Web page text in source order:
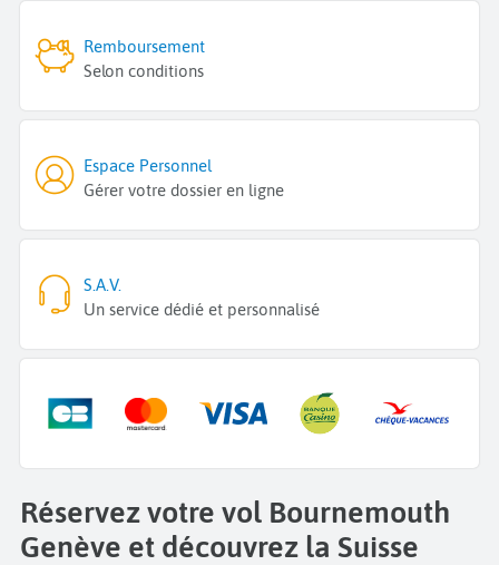
Remboursement
Selon conditions
Espace Personnel
Gérer votre dossier en ligne
S.A.V.
Un service dédié et personnalisé
Réservez votre vol Bournemouth
Genève et découvrez la Suisse